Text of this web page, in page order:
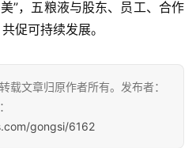
”，五粮液与股东、员工、合作
促可持续发展。
载文章归原作者所有。发布者：
gongsi/6162